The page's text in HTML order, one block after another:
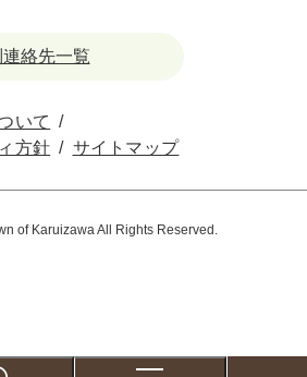
絡先一覧
いて
方針
サイトマップ
of Karuizawa All Rights Reserved.